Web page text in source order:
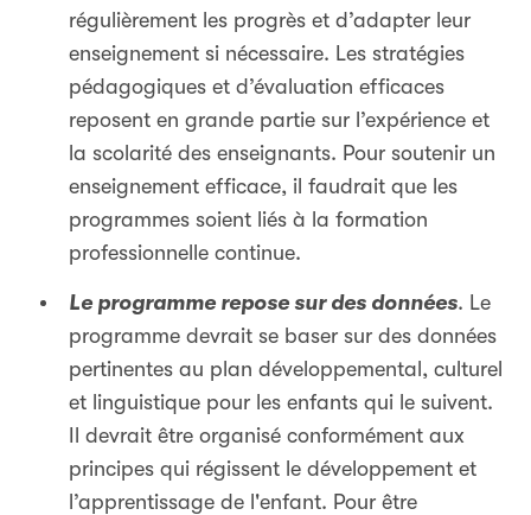
régulièrement les progrès et d’adapter leur
enseignement si nécessaire. Les stratégies
pédagogiques et d’évaluation efficaces
reposent en grande partie sur l’expérience et
la scolarité des enseignants. Pour soutenir un
enseignement efficace, il faudrait que les
programmes soient liés à la formation
professionnelle continue.
Le programme repose sur des données. Le
programme devrait se baser sur des données
pertinentes au plan développemental, culturel
et linguistique pour les enfants qui le suivent.
Il devrait être organisé conformément aux
principes qui régissent le développement et
l’apprentissage de l'enfant. Pour être